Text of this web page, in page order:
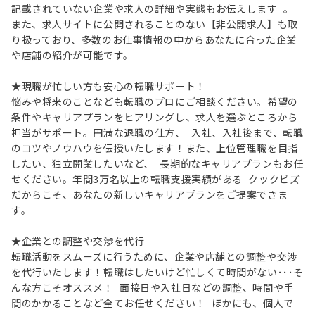
記載されていない企業や求人の詳細や実態もお伝えします 。
また、求人サイトに公開されることのない【非公開求人】も取
り扱っており、多数のお仕事情報の中からあなたに合った企業
や店舗の紹介が可能です。
★現職が忙しい方も安心の転職サポート！
悩みや将来のことなども転職のプロにご相談ください。希望の
条件やキャリアプランをヒアリングし、求人を選ぶところから
担当がサポート。円満な退職の仕方、 入社、入社後まで、転職
のコツやノウハウを伝授いたします！また、上位管理職を目指
したい、独立開業したいなど、 長期的なキャリアプランもお任
せください。年間3万名以上の転職支援実績がある クックビズ
だからこそ、あなたの新しいキャリアプランをご提案できま
す。
★企業との調整や交渉を代行
転職活動をスムーズに行うために、企業や店舗との調整や交渉
を代行いたします！転職はしたいけど忙しくて時間がない･･･そ
んな方こそオススメ！ 面接日や入社日などの調整、時間や手
間のかかることなど全てお任せください！ ほかにも、個人で